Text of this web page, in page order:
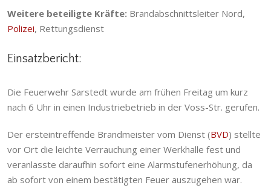
Weitere beteiligte Kräfte: Brandabschnittsleiter Nord,
Polizei, Rettungsdienst
Einsatzbericht:
Die Feuerwehr Sarstedt wurde am frühen Freitag um kurz
nach 6 Uhr in einen Industriebetrieb in der Voss-Str. gerufen.
Der ersteintreffende Brandmeister vom Dienst (BVD) stellte
vor Ort die leichte Verrauchung einer Werkhalle fest und
veranlasste daraufhin sofort eine Alarmstufenerhöhung, da
ab sofort von einem bestätigten Feuer auszugehen war.